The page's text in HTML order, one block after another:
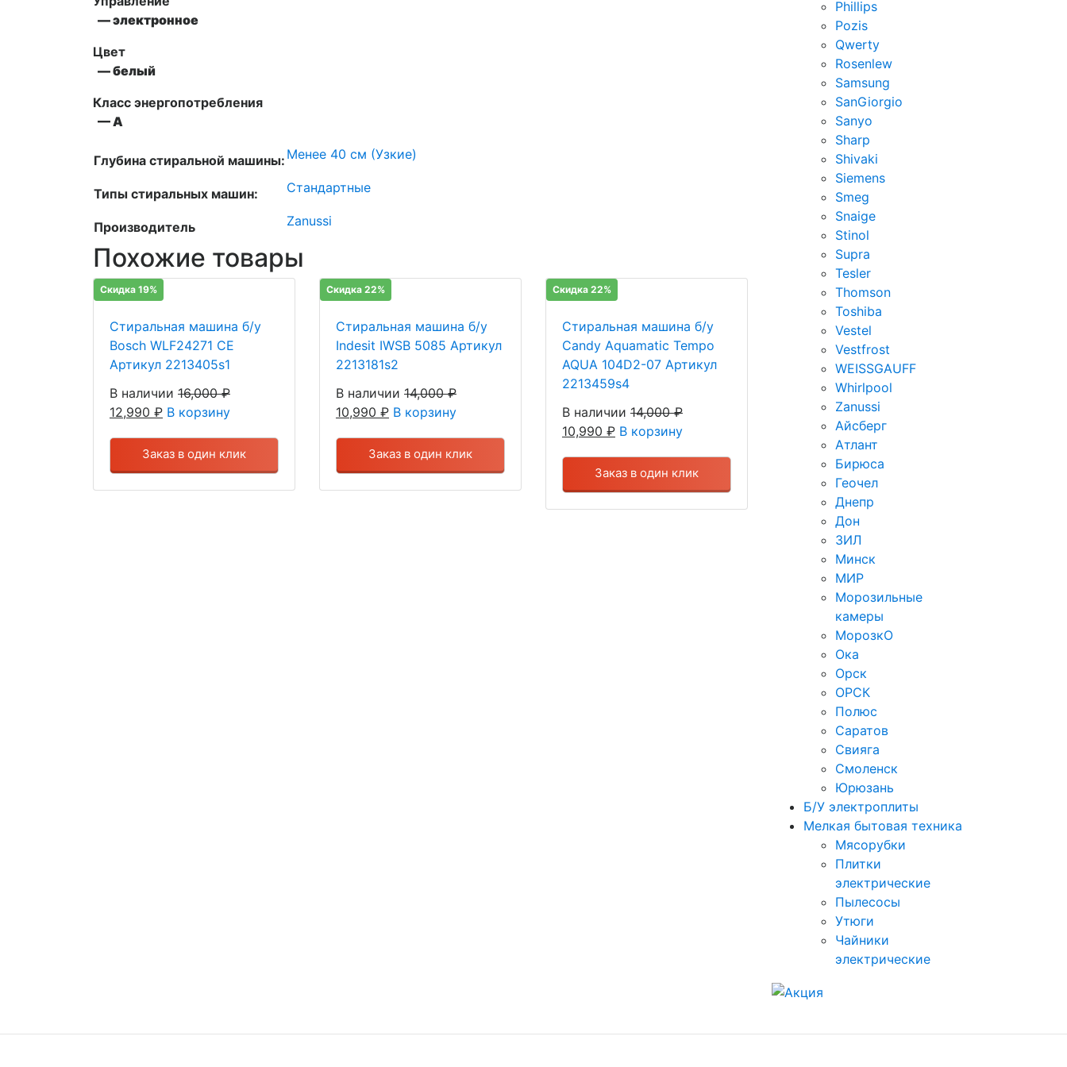
— электронное
Цвет
— белый
Класс энергопотребления
— А
Глубина стиральной машины: Менее 40 см (Узкие)
Типы стиральных машин: Стандартные
Производитель Zanussi
Похожие товары
Скидка 19%
Стиральная машина б/у
Bosch WLF24271 CE
Артикул 2213405s1
В наличии 16,000₽
12,990 ₽ В корзину
Заказ в один клик
Скидка 22%
Стиральная машина б/у
Indesit IWSB 5085 Артикул
2213181s2
В наличии 14,000₽
10,990 ₽ В корзину
Заказ в один клик
Скидка 22%
Стиральная машина б/у
Candy Aquamatic Tempo
AQUA 104D2-07 Артикул
2213459s4
В наличии 14,000₽
10,990 ₽ В корзину
Заказ в один клик
Phillips
Pozis
Qwerty
Rosenlew
Samsung
SanGiorgio
Sanyo
Sharp
Shivaki
Siemens
Smeg
Snaige
Stinol
Supra
Tesler
Thomson
Toshiba
Vestel
Vestfrost
WEISSGAUFF
Whirlpool
Zanussi
Айсберг
Атлант
Бирюса
Геочел
Днепр
Дон
ЗИЛ
Минск
МИР
Морозильные
камеры
МорозкО
Ока
Орск
ОРСК
Полюс
Саратов
Свияга
Смоленск
Юрюзань
Б/У электроплиты
Мелкая бытовая техника
Мясорубки
Плитки
электрические
Пылесосы
Утюги
Чайники
электрические